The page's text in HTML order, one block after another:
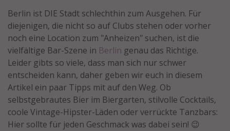
Kefalonia Urlaub
Krabi Urlaub
Tulum Urlaub
Sri Lanka Rundreise
Japan Rundreise
Reisethemen
Alle Reisethemen
Berlin ist DIE Stadt schlechthin zum Ausgehen. Für
diejenigen, die nicht so auf Clubs stehen oder vorher
noch eine Location zum "Anheizen" suchen, ist die
vielfältige Bar-Szene in Berlin genau das Richtige.
Leider gibts so viele, dass man sich nur schwer
entscheiden kann, daher geben wir euch in diesem
Artikel ein paar Tipps mit auf den Weg. Ob
selbstgebrautes Bier im Biergarten, stilvolle Cocktails,
coole Vintage-Hipster-Läden oder verrückte Tanzbars:
Hier sollte für jeden Geschmack was dabei sein! 😉